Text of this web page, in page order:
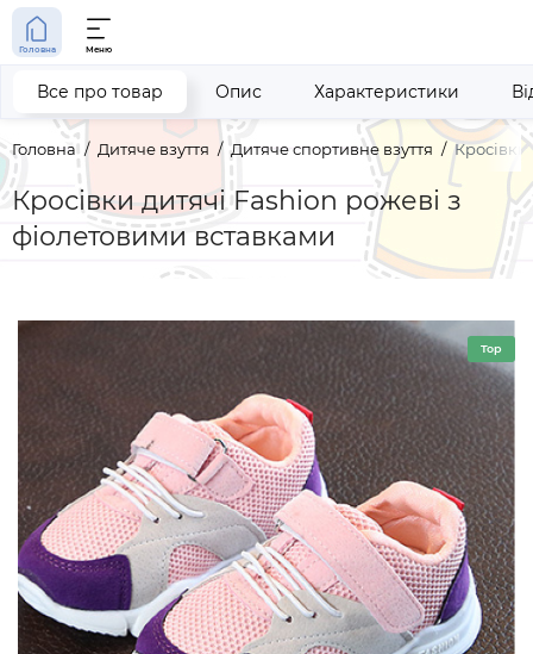
Головна Меню
Головна Дитяче взуття Дитяче спортивне взуття Кросівки
Кросівки дитячі Fashion рожеві з
фіолетовими вставками
Все про товар Опис Характеристики
Top